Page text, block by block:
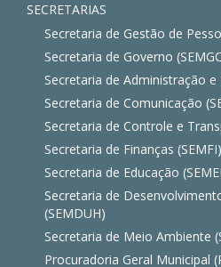
SECRETARIAS
Secretaria de Gestão de
Secretaria de Governo
Secretaria de Administração e
Secretaria de Comunicação
Secretaria de Controle e
Secretaria de Finanças (SEMFI)
Secretaria de Educação
Secretaria de
(SEMDUH)
Secretaria de Meio Ambiente
Procuradoria Geral Municipal